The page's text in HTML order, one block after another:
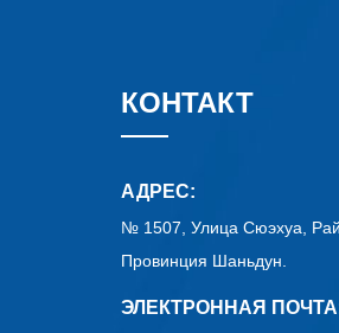
КОНТАКТ
АДРЕС:
№ 1507, Улица Сюэхуа,
Провинция Шаньдун.
ЭЛЕКТРОННАЯ